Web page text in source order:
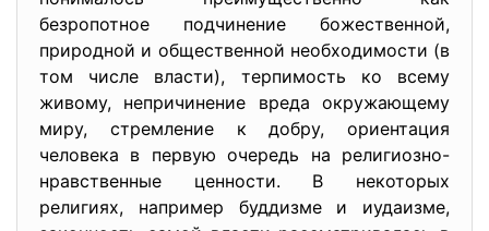
безропотное подчинение божественной,
природной и общественной необходимости (в
том числе власти), терпимость ко всему
живому, непричинение вреда окружающему
миру, стремление к добру, ориентация
человека в первую очередь на религиозно-
нравственные ценности. В некоторых
религиях, например буддизме и иудаизме,